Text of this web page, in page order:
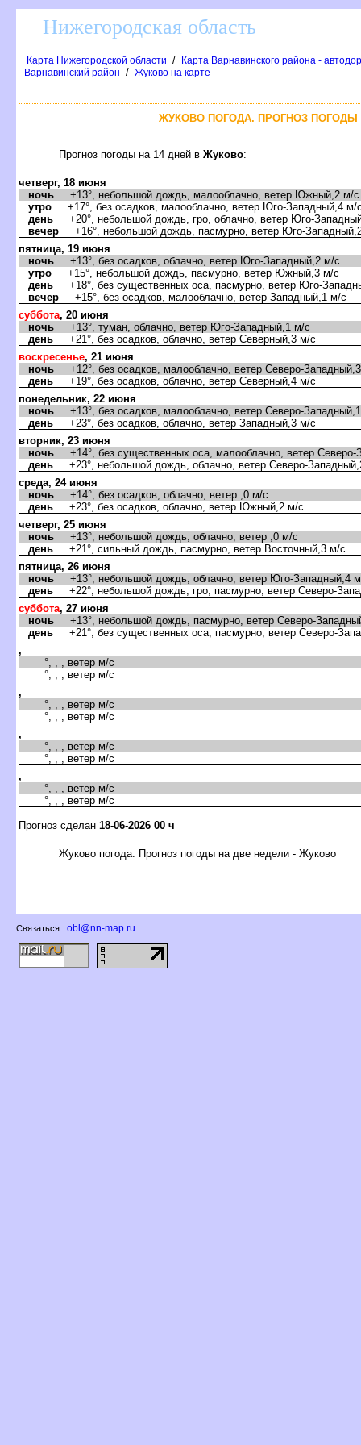
Нижегородская область
Карта Нижегородской области /
Карта Варнавинского района -
арнавинский район / Жуково на карте
ЖУКОВО ПОГОДА. ПРОГНОЗ
Прогноз погоды на 14 дней Жуково:
четверг, 18 июня
ночь +13°, небольшой дождь, малооблачно, ветер Южный,2 м/с
утро +17°, без осадков, малооблачно, ветер Юго-Западный,4 м/
день +20°, небольшой дождь, гро, облачно, ветер Юго-
ечер +16°, небольшой дождь, пасмурно, ветер Юго-
пятница, 19 июня
ночь +13°, без осадков, облачно, ветер Юго-Западный,2 м/с
утро +15°, небольшой дождь, пасмурно, ветер Южный,3 м/с
день +18°, без существенных оса, пасмурно, ветер Юго-
ечер +15°, без осадков, малооблачно, ветер Западный,1 м/с
суббота, 20 июня
ночь +13°, туман, облачно, ветер Юго-Западный,1 м/с
день +21°, без осадков, облачно, ветер Северный,3 м/с
оскресенье, 21 июня
ночь +12°, без осадков, малооблачно, ветер Северо-
день +19°, без осадков, облачно, ветер Северный,4 м/с
понедельник, 22 июня
ночь +13°, без осадков, малооблачно, ветер Северо-
день +23°, без осадков, облачно, ветер Западный,3 м/с
торник, 23 июня
ночь +14°, без существенных оса, малооблачно, ветер Северо-
день +23°, небольшой дождь, облачно, ветер Северо-
среда, 24 июня
ночь +14°, без осадков, облачно, ветер ,0 м/с
день +23°, без осадков, облачно, ветер Южный,2 м/с
четверг, 25 июня
ночь +13°, небольшой дождь, облачно, ветер ,0 м/с
день +21°, сильный дождь, пасмурно, ветер Восточный,3 м/с
пятница, 26 июня
ночь +13°, небольшой дождь, облачно, ветер Юго-Западный,4
день +22°, небольшой дождь, гро, пасмурно, ветер Северо-
суббота, 27 июня
ночь +13°, небольшой дождь, пасмурно, ветер Северо-
день +21°, без существенных оса, пасмурно, ветер Северо-
,
°, , , ветер м/с
°, , , ветер м/с
,
°, , , ветер м/с
°, , , ветер м/с
,
°, , , ветер м/с
°, , , ветер м/с
,
°, , , ветер м/с
°, , , ветер м/с
Прогноз сделан 18-06-2026 00 ч
Жуково погода. Прогноз погоды на две недели - Жуково
Связаться: obl@nn-map.ru